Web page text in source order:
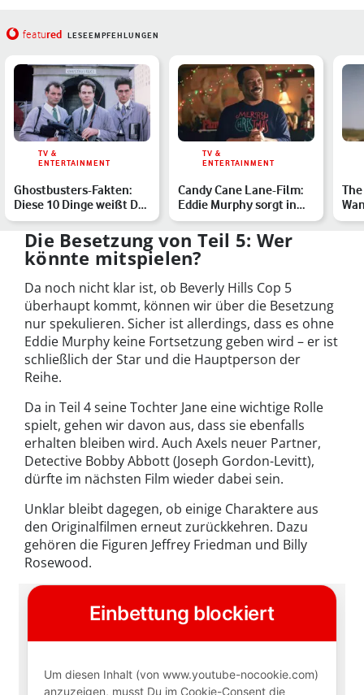
featured LESEEMPFEHLUNGEN
TV &
ENTERTAINMENT
Ghostbusters-Fakten:
Diese 10 Dinge weißt Du
noch nicht über die …
TV &
ENTERTAINMENT
Candy Cane Lane-Film:
Eddie Murphy sorgt in
der neuen Weihnachtsk…
die
Die Besetzung von Teil 5: Wer
könnte mitspielen?
Da noch nicht klar ist, ob Beverly Hills Cop 5
überhaupt kommt, können wir über die Besetzung
nur spekulieren. Sicher ist allerdings, dass es ohne
Eddie Murphy keine Fortsetzung geben wird – er ist
schließlich der Star und die Hauptperson der
Reihe.
Da in Teil 4 seine Tochter Jane eine wichtige Rolle
spielt, gehen wir davon aus, dass sie ebenfalls
erhalten bleiben wird. Auch Axels neuer Partner,
Detective Bobby Abbott (Joseph Gordon-Levitt),
dürfte im nächsten Film wieder dabei sein.
Unklar bleibt dagegen, ob einige Charaktere aus
den Originalfilmen erneut zurückkehren. Dazu
gehören die Figuren Jeffrey Friedman und Billy
Rosewood.